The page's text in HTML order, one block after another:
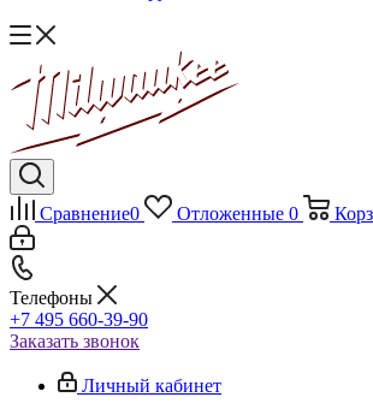
Сравнение0 Отложенные 0
Телефоны
+7 495 660-39-90
Заказать звонок
Личный кабинет